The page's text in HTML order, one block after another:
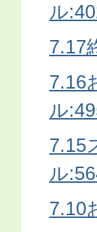
ル
7.17
7.16
ル
7.15
ル
7.10